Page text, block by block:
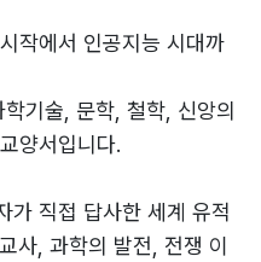
시작에서 인공지능 시대까
기술, 문학, 철학, 신앙의
양서입니다.
가 직접 답사한 세계 유적
사, 과학의 발전, 전쟁 이